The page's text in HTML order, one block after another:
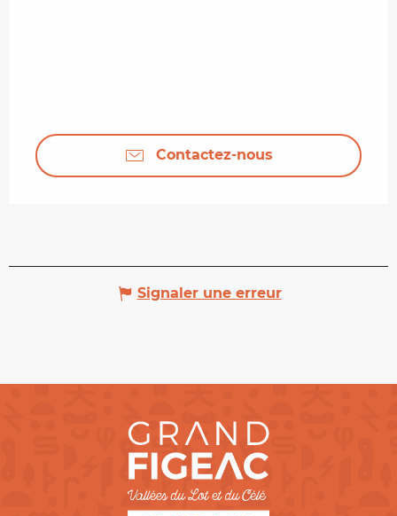
Contactez-nous
Signaler une erreur